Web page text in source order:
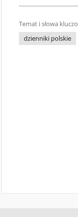
Temat i słowa
dzienniki polskie